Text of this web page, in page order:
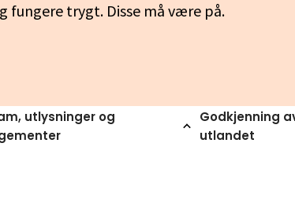
fungere trygt. Disse må være på.
utlysninger og
Godkjenning
utlandet